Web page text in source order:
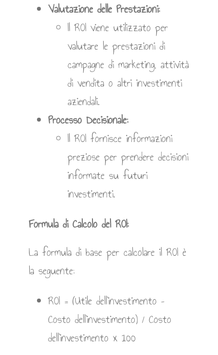
Valutazione delle Prestazioni:
Il ROI viene utilizzato per
valutare le prestazioni di
campagne di marketing, attività
di vendita o altri investimenti
aziendali.
Processo Decisionale:
Il ROI fornisce informazioni
preziose per prendere decisioni
informate su futuri
investimenti.
Formula di Calcolo del ROI:
La formula di base per calcolare il ROI è
la seguente:
ROI = (Utile dell’investimento –
Costo dell’investimento) / Costo
dell’investimento x 100